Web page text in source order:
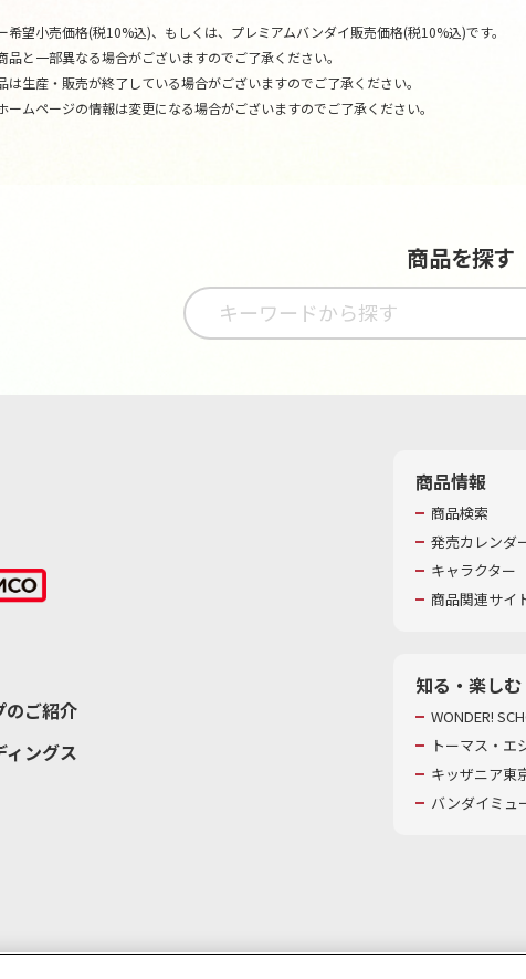
望小売価格(税10%込)、もしくは、プレミアムバンダイ販売価格(税10%込)です。
と一部異なる場合がございますのでご了承ください。
生産・販売が終了している場合がございますのでご了承ください。
ムページの情報は変更になる場合がございますのでご了承ください。
商品を探す
のご紹介
ングス
商品情報
商品検索
発売カレンダ
キャラクター
商品関連サイ
知る・楽しむ
WONDER!
トーマス・エ
キッザニア東
バンダイミュ